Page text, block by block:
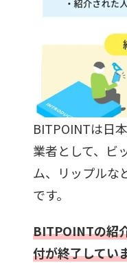
BITPOINTは日
業者として、ビ
ム、リップルな
です。
BITPOINTの紹
付が終了してい